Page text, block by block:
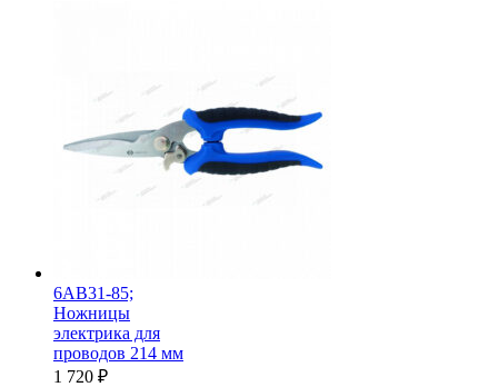
6AB31-85;
Ножницы
электрика для
проводов 214 мм
1 720 ₽